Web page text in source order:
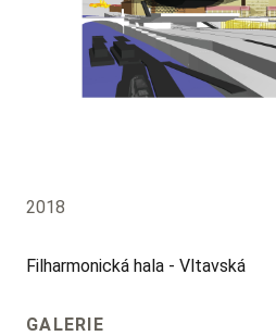
2018
Filharmonická hala - Vltavská
GALERIE